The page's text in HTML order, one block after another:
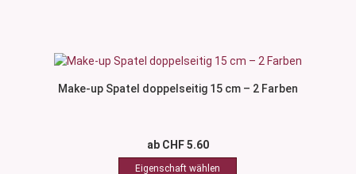
Make-up Spatel doppelseitig 15 cm – 2 Farben
ab CHF 5.60